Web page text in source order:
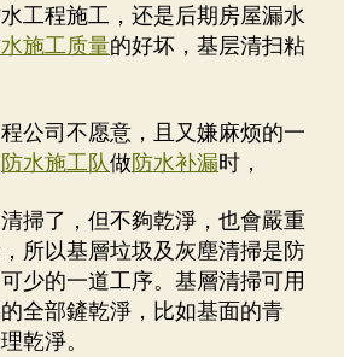
工程施工，还是后期房屋漏水
施工质量的好坏，基层清扫粘
公司不愿意，且又嫌麻烦的一
防水施工队做防水补漏时，
掃了，但不夠乾淨，也會嚴重
所以基層垃圾及灰塵清掃是防
少的一道工序。基層清掃可用
全部鏟乾淨，比如基面的青
乾淨。